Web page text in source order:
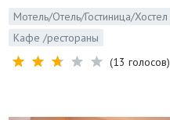
Мотель/Отель/Гостиница/Хостел
Кафе /рестораны
(13 голосов)